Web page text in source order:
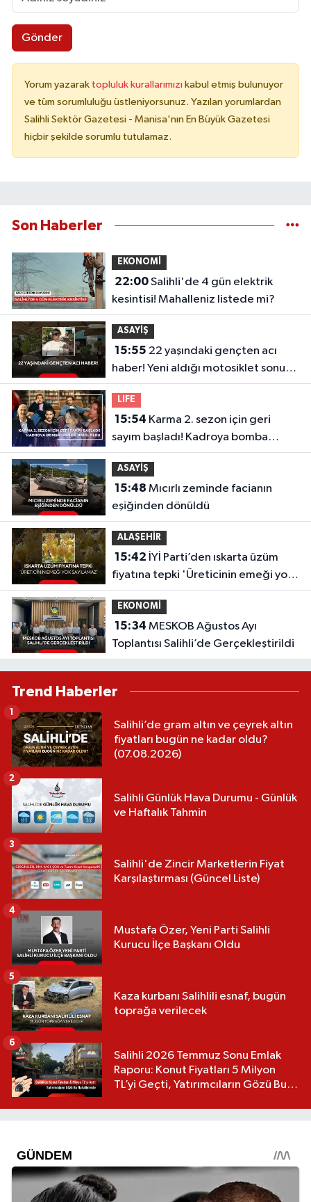
Gönder
Yorum yazarak topluluk kurallarımızı kabul etmiş bulunuyor
ve tüm sorumluluğu üstleniyorsunuz. Yazılan yorumlardan
Salihli Sektör Gazetesi - Manisa'nın En Büyük Gazetesi
hiçbir şekilde sorumlu tutulamaz.
Son Haberler
EKONOMİ
22:00Salihli'de 4 gün elektrik
kesintisi! Mahalleniz listede mi?
ASAYİŞ
15:55
haber! Yeni aldığı motosiklet sonu
oldu
LIFE
15:54
sayım başladı! Kadroya bomba
isimler dahil oldu
ASAYİŞ
15:48
eşiğinden dönüldü
ALAŞEHİR
15:42
fiyatına tepki 'Üreticinin emeği yok
sayılamaz'
EKONOMİ
15:34
Toplantısı Salihli’de Gerçekleştirildi
Trend Haberler
Salihli’de gram altın ve çeyrek altın
fiyatları bugün ne kadar oldu?
(07.08.2026)
1
Salihli Günlük Hava Durumu - Günlük
ve Haftalık Tahmin
2
Salihli'de Zincir Marketlerin Fiyat
Karşılaştırması (Güncel Liste)
3
Mustafa Özer, Yeni Parti Salihli
Kurucu İlçe Başkanı Oldu
4
Kaza kurbanı Salihlili esnaf, bugün
toprağa verilecek
5
Salihli 2026 Temmuz Sonu Emlak
Raporu: Konut Fiyatları 5 Milyon
TL’yi Geçti, Yatırımcıların Gözü Bu
6